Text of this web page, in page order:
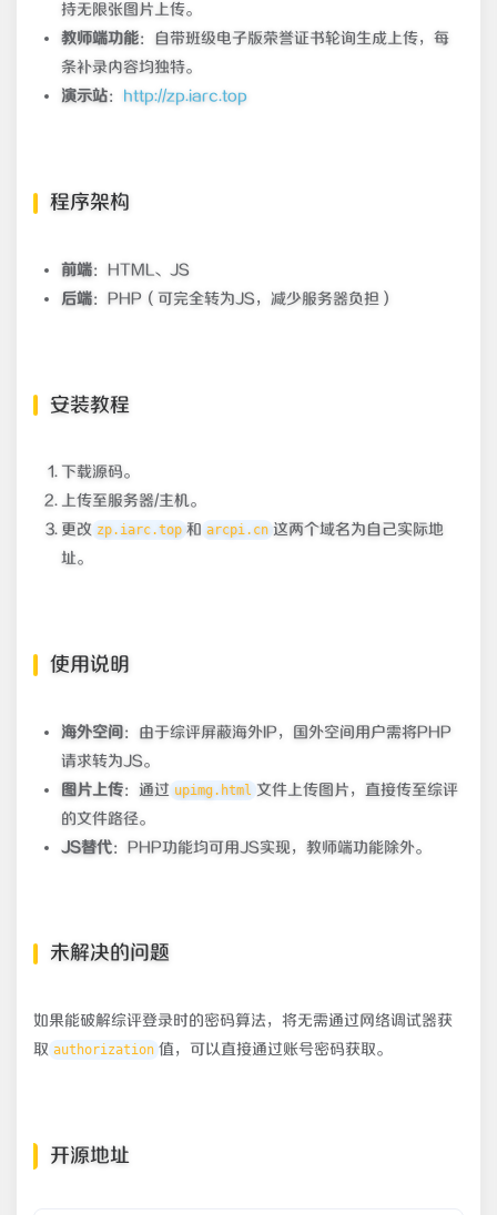
持无限张图片上传。
教师端功能：自带班级电子版荣誉证书轮询生成上传，每
条补录内容均独特。
演示站： http://zp.iarc.top
程序架构
前端：HTML、JS
后端：PHP（可完全转为JS，减少服务器负担）
安装教程
下载源码。
上传至服务器/主机。
更改 zp.iarc.top 和 arcpi.cn 这两个域名为自己实际地
址。
使用说明
海外空间：由于综评屏蔽海外IP，国外空间用户需将PHP
请求转为JS。
图片上传：通过 upimg.html 文件上传图片，直接传至综评
的文件路径。
JS替代：PHP功能均可用JS实现，教师端功能除外。
未解决的问题
如果能破解综评登录时的密码算法，将无需通过网络调试器获
取 authorization 值，可以直接通过账号密码获取。
开源地址